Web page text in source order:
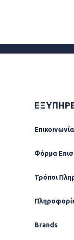
Επικοινωνία
Φόρµα
Τρόποι
Brands